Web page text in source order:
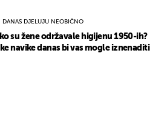
DANAS DJELUJU NEOBIČNO
su žene održavale higijenu 1950-ih?
navike danas bi vas mogle iznenaditi